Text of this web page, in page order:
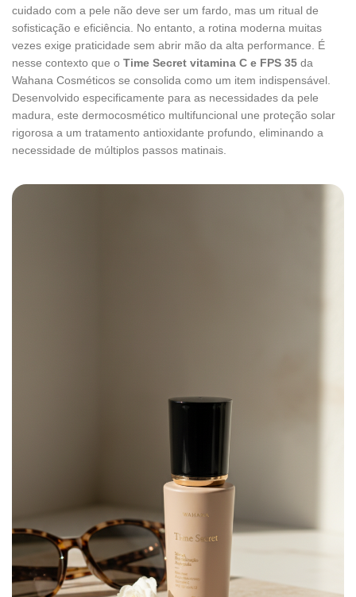
cuidado com a pele não deve ser um fardo, mas um ritual de
sofisticação e eficiência. No entanto, a rotina moderna muitas
vezes exige praticidade sem abrir mão da alta performance. É
nesse contexto que o Time Secret vitamina C e FPS 35 da
Wahana Cosméticos se consolida como um item indispensável.
Desenvolvido especificamente para as necessidades da pele
madura, este dermocosmético multifuncional une proteção solar
rigorosa a um tratamento antioxidante profundo, eliminando a
necessidade de múltiplos passos matinais.